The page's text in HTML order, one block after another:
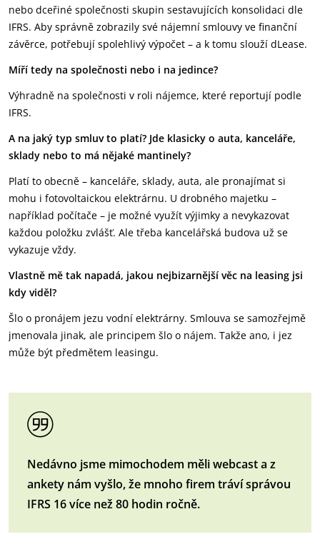
nebo dceřiné společnosti skupin sestavujících konsolidaci dle
IFRS. Aby správně zobrazily své nájemní smlouvy ve finanční
závěrce, potřebují spolehlivý výpočet – a k tomu slouží dLease.
Míří tedy na společnosti nebo i na jedince?
Výhradně na společnosti v roli nájemce, které reportují podle
IFRS.
A na jaký typ smluv to platí? Jde klasicky o auta, kanceláře,
sklady nebo to má nějaké mantinely?
Platí to obecně – kanceláře, sklady, auta, ale pronajímat si
mohu i fotovoltaickou elektrárnu. U drobného majetku –
například počítače – je možné využít výjimky a nevykazovat
každou položku zvlášť. Ale třeba kancelářská budova už se
vykazuje vždy.
Vlastně mě tak napadá, jakou nejbizarnější věc na leasing jsi
kdy viděl?
Šlo o pronájem jezu vodní elektrárny. Smlouva se samozřejmě
jmenovala jinak, ale principem šlo o nájem. Takže ano, i jez
může být předmětem leasingu.
Nedávno jsme mimochodem měli webcast a z
ankety nám vyšlo, že mnoho firem tráví správou
IFRS 16 více než 80 hodin ročně.